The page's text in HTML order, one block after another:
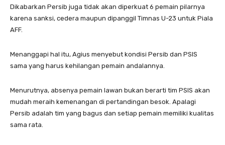
Dikabarkan Persib juga tidak akan diperkuat 6 pemain pilarnya
karena sanksi, cedera maupun dipanggil Timnas U-23 untuk Piala
AFF.
Menanggapi hal itu, Agius menyebut kondisi Persib dan PSIS
sama yang harus kehilangan pemain andalannya.
Menurutnya, absenya pemain lawan bukan berarti tim PSIS akan
mudah meraih kemenangan di pertandingan besok. Apalagi
Persib adalah tim yang bagus dan setiap pemain memiliki kualitas
sama rata.